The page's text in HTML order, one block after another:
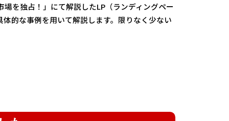
を独占！」にて解説したLP（ランディングペー
的な事例を用いて解説します。限りなく少ない